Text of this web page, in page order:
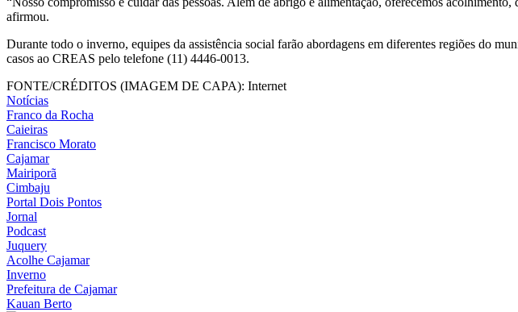
afirmou.
Durante todo o inverno, equipes da assistência social farão abordagens em diferentes regiões do
casos ao CREAS pelo telefone (11) 4446-0013.
FONTE/CRÉDITOS (IMAGEM DE CAPA): Internet
Notícias
Franco da Rocha
Caieiras
Francisco Morato
Cajamar
Mairiporã
Cimbaju
Portal Dois Pontos
Jornal
Podcast
Juquery
Acolhe Cajamar
Inverno
Prefeitura de Cajamar
Kauan Berto